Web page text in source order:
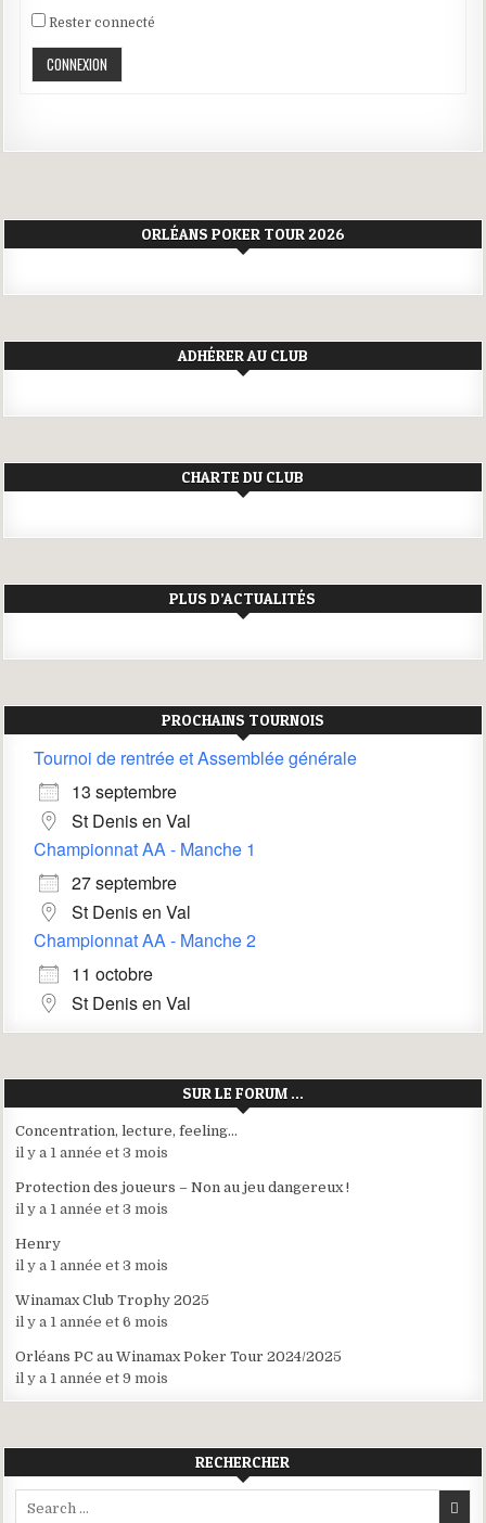
Rester connecté
CONNEXION
ORLÉANS POKER TOUR 2026
ADHÉRER AU CLUB
CHARTE DU CLUB
PLUS D’ACTUALITÉS
PROCHAINS TOURNOIS
Tournoi de rentrée et Assemblée générale
13 septembre
St Denis en Val
Championnat AA - Manche 1
27 septembre
St Denis en Val
Championnat AA - Manche 2
11 octobre
St Denis en Val
SUR LE FORUM …
Concentration, lecture, feeling…
il y a 1 année et 3 mois
Protection des joueurs – Non au jeu dangereux !
il y a 1 année et 3 mois
Henry
il y a 1 année et 3 mois
Winamax Club Trophy 2025
il y a 1 année et 6 mois
Orléans PC au Winamax Poker Tour 2024/2025
il y a 1 année et 9 mois
RECHERCHER